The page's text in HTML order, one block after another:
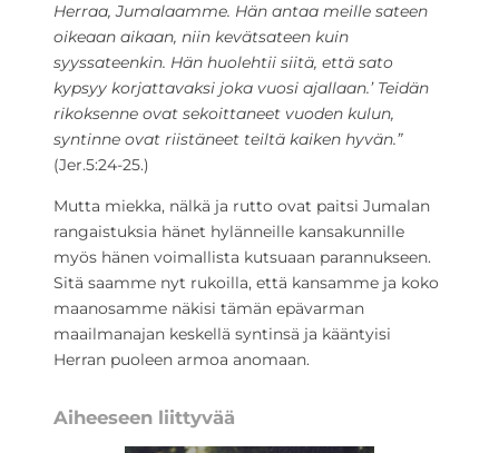
Herraa, Jumalaamme. Hän antaa meille sateen
oikeaan aikaan, niin kevätsateen kuin
syyssateenkin. Hän huolehtii siitä, että sato
kypsyy korjattavaksi joka vuosi ajallaan.’ Teidän
rikoksenne ovat sekoittaneet vuoden kulun,
syntinne ovat riistäneet teiltä kaiken hyvän.”
(Jer.5:24-25.)
Mutta miekka, nälkä ja rutto ovat paitsi Jumalan
rangaistuksia hänet hylänneille kansakunnille
myös hänen voimallista kutsuaan parannukseen.
Sitä saamme nyt rukoilla, että kansamme ja koko
maanosamme näkisi tämän epävarman
maailmanajan keskellä syntinsä ja kääntyisi
Herran puoleen armoa anomaan.
Aiheeseen liittyvää